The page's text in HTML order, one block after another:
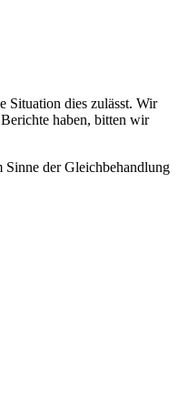
Situation dies zulässt. Wir
haben, bitten wir
Sinne der Gleichbehandlung